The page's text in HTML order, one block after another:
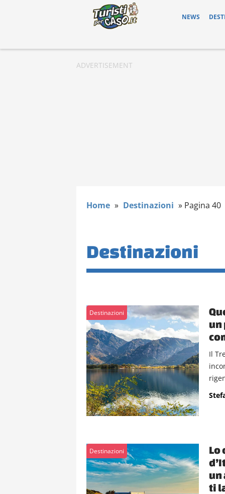
NEWS
Home » Destinazioni » Pagina 40
Destinazioni
Destinazioni
un
Il
Destinazioni
Lo
un
ti